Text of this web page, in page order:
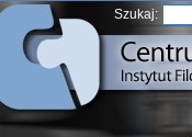
Szukaj: